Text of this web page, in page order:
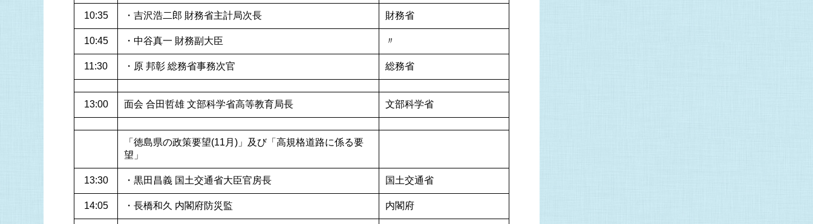
10:35 ・吉沢浩二郎 財務省主計局次長 財務省
10:45 ・中谷真一 財務副大臣 〃
11:30 ・原 邦彰 総務省事務次官 総務省
13:00 面会 合田哲雄 文部科学省高等教育局長 文部科学省
「徳島県の政策要望(11月)」及び「高規格道路に係る要
望」
13:30 ・黒田昌義 国土交通省大臣官房長 国土交通省
14:05 ・長橋和久 内閣府防災監 内閣府